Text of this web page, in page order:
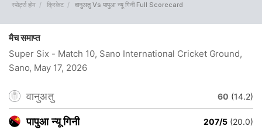
स्पोर्ट्स होम क्रिकेट वानुअतु Vs पापुआ न्यू गिनी Full Scorecard
मैच समाप्त
Super Six - Match 10, Sano International Cricket Ground,
Sano, May 17, 2026
वानुअतु 60 (14.2)
पापुआ न्यू गिनी 207/5 (20.0)